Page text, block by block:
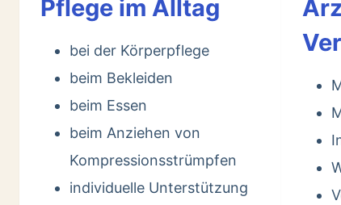
Pflege im Alltag
bei der Körperpflege
beim Bekleiden
beim Essen
beim Anziehen von
Kompressionsstrümpfen
individuelle Unterstützung